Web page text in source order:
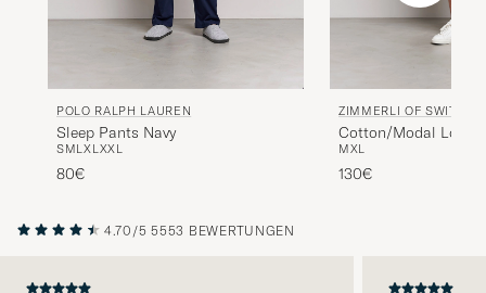
POLO RALPH LAUREN
Sleep Pants Navy
SMLXLXXL
80€
ZIMMERLI OF
Cotton/Modal
Midnight
MXL
130€
4.70/5 5553 BEWERTUNGEN